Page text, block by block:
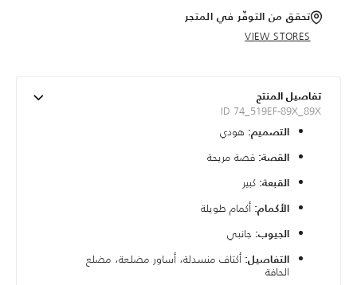
تحقق من التوفّر في المتجر
VIEW STORES
تفاصيل المنتج
ID 74_519EF-89X_89X
التصميم: هودي
القصة: قصة مريحة
القبعة: كبير
الأكمام: أكمام طويلة
الجيوب: جانبي
التفاصيل: أكتاف منسدلة، أساور مضلعة، مضلع
الحافة